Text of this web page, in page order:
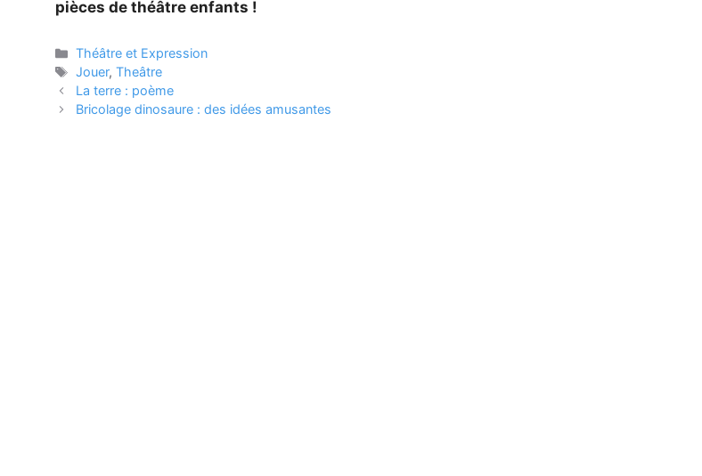
pièces de théâtre enfants !
Catégories
Théâtre et Expression
Étiquettes
Jouer,Theâtre
La terre : poème
Bricolage dinosaure : des idées amusantes